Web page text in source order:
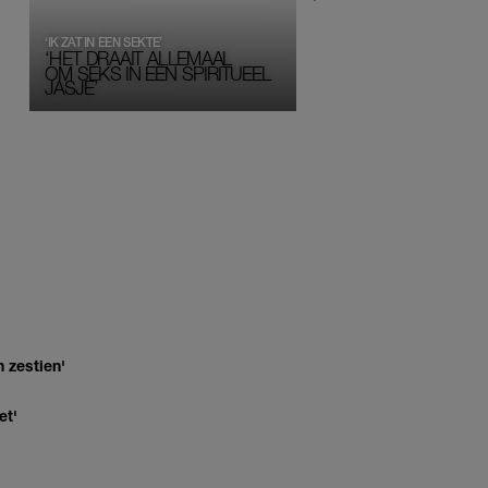
‘HET DRAAIT ALLEMAAL
OM SEKS IN EEN SPIRITUEEL
JASJE’
‘IK ZAT IN EEN SEKTE’
zestien'